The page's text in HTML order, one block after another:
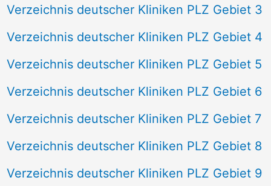
Verzeichnis deutscher Kliniken PLZ Gebiet 3
Verzeichnis deutscher Kliniken PLZ Gebiet 4
Verzeichnis deutscher Kliniken PLZ Gebiet 5
Verzeichnis deutscher Kliniken PLZ Gebiet 6
Verzeichnis deutscher Kliniken PLZ Gebiet 7
Verzeichnis deutscher Kliniken PLZ Gebiet 8
Verzeichnis deutscher Kliniken PLZ Gebiet 9